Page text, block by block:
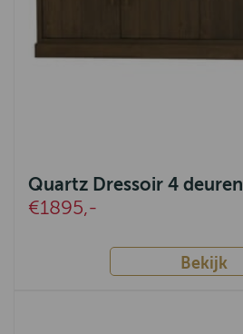
Quartz Dressoir 4 deuren
€1895,-
Bekijk